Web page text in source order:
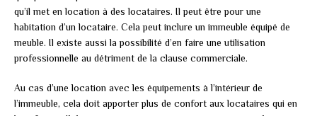
qu’il met en location à des locataires. Il peut être pour une
habitation d’un locataire. Cela peut inclure un immeuble équipé de
meuble. Il existe aussi la possibilité d’en faire une utilisation
professionnelle au détriment de la clause commerciale.
Au cas d’une location avec les équipements à l’intérieur de
l’immeuble, cela doit apporter plus de confort aux locataires qui en